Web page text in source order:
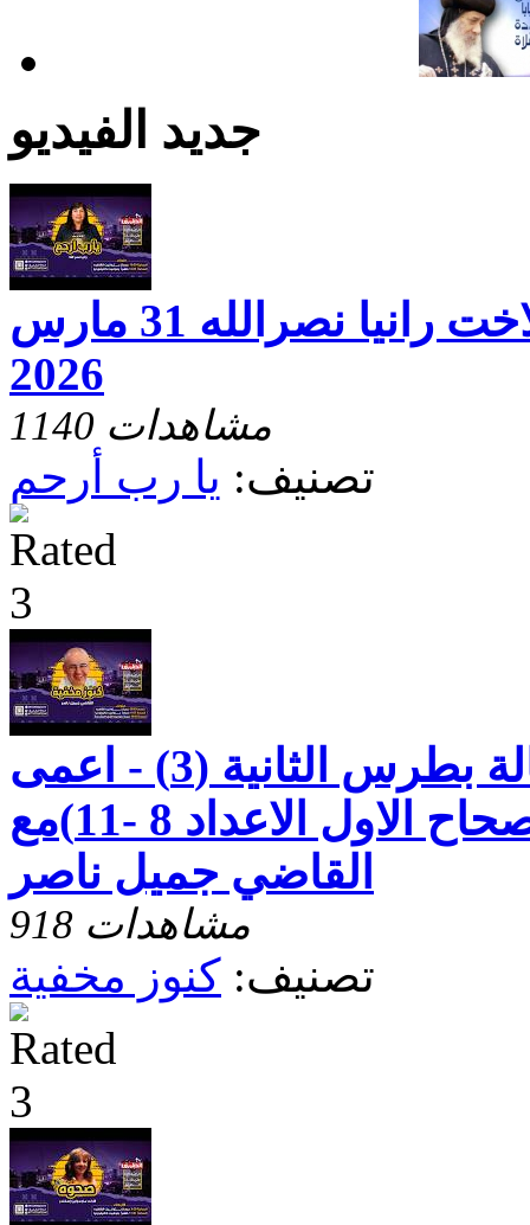
جديد الفيديو
يارب ارحم مع الاخت رانيا نصرالله 31 مارس
2026
1140 مشاهدات
تصنيف: يا رب أرحم
كنوز مخفيه رسالة بطرس الثانية (3) - اعمى
قصير البصر -الاصحاح الاول الاعداد 8 -11)مع
القاضي جميل ناصر
918 مشاهدات
تصنيف: كنوز مخفية